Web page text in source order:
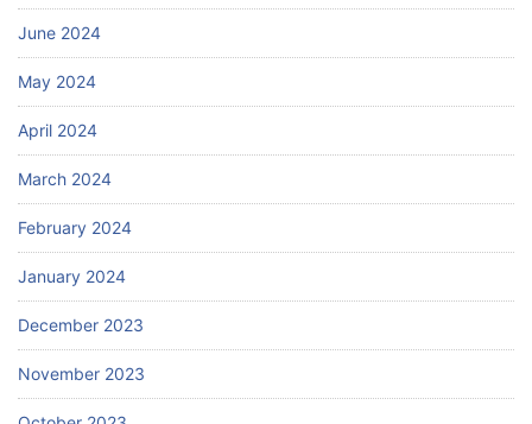
June 2024
May 2024
April 2024
March 2024
February 2024
January 2024
December 2023
November 2023